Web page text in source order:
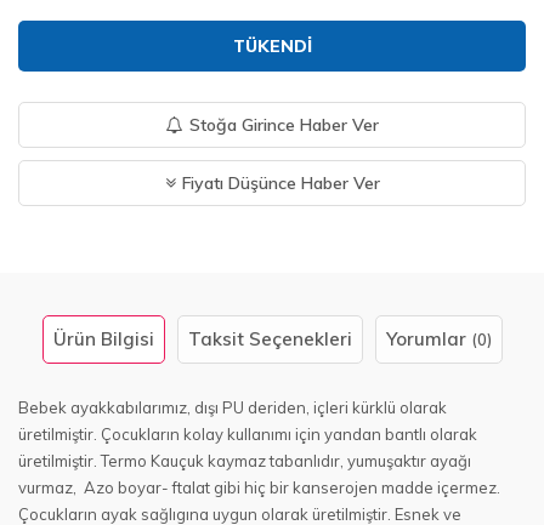
TÜKENDI
Stoğa Girince Haber Ver
Fiyatı Düşünce Haber Ver
Ürün Bilgisi Taksit Seçenekleri Yorumlar (0)
Bebek ayakkabılarımız, dışı PU deriden, içleri kürklü olarak
üretilmiştir. Çocukların kolay kullanımı için yandan bantlı olarak
üretilmiştir. Termo Kauçuk kaymaz tabanlıdır, yumuşaktır ayağı
vurmaz, Azo boyar- ftalat gibi hiç bir kanserojen madde içermez.
Çocukların ayak sağlıgına uygun olarak üretilmiştir. Esnek ve